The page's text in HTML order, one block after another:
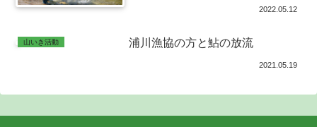
2022.05.12
山いき活動 浦川漁協の方と鮎の放流
2021.05.19